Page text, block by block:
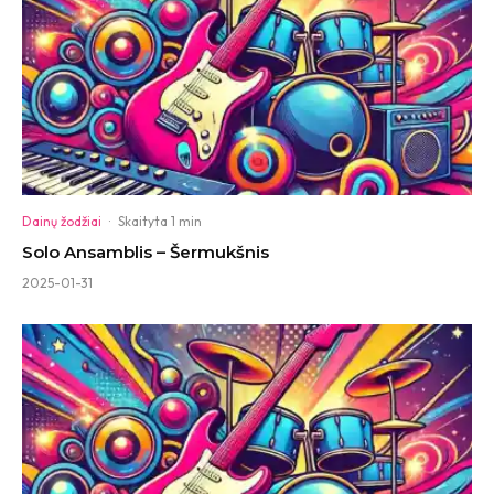
Dainų žodžiai · Skaityta 1 min
Solo Ansamblis – Šermukšnis
2025-01-31